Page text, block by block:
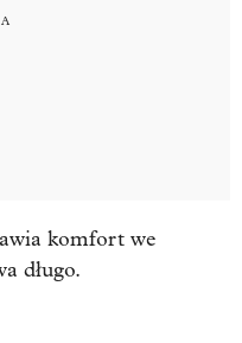
komfort we
długo.